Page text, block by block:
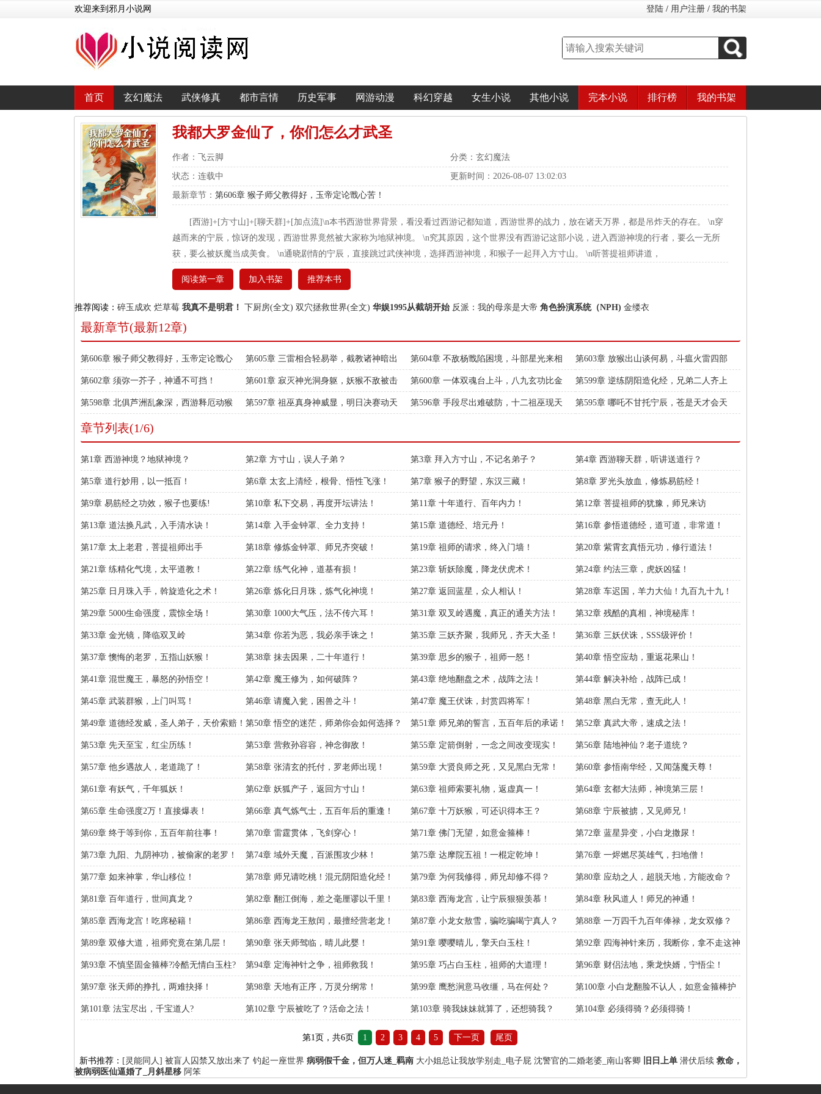
欢迎来到邪月小说网 登陆 / 用户注册 / 我的书架
首页 玄幻魔法 武侠修真 都市言情 历史军事 网游动漫 科幻穿越 女生小说 其他小说 完本小说 排行榜 我的书架
我都大罗金仙了，你们怎么才武圣
作者：飞云脚 分类：玄幻魔法
状态：连载中 更新时间：2026-08-07 13:02:03
最新章节： 第606章 猴子师父教得好，玉帝定论戬心苦！
[西游]+[方寸山]+[聊天群]+[加点流]\n本书西游世界背景，看没看过西游记都知道，西游世界的战力，放在诸天万界，都是吊炸天的存在。 \n穿
越而来的宁辰，惊讶的发现，西游世界竟然被大家称为地狱神境。 \n究其原因，这个世界没有西游记这部小说，进入西游神境的行者，要么一无所
获，要么被妖魔当成美食。 \n通晓剧情的宁辰，直接跳过武侠神境，选择西游神境，和猴子一起拜入方寸山。 \n听菩提祖师讲道，
阅读第一章 加入书架 推荐本书
推荐阅读： 碎玉成欢 烂草莓 我真不是明君！ 下厨房(全文) 双穴拯救世界(全文) 华娱1995从截胡开始 反派：我的母亲是大帝 角色扮演系统（NPH) 金缕衣
最新章节(最新12章)
第606章 猴子师父教得好，玉帝定论戬心
苦！
第605章 三雷相合轻易举，截教诸神暗出
手！
第604章 不敌杨戬陷困境，斗部星光来相
助！
第603章 放猴出山谈何易，斗瘟火雷四部
动！
第602章 须弥一芥子，神通不可挡！ 第601章 寂灭神光洞身躯，妖猴不敌被击
杀？
第600章 一体双魂台上斗，八九玄功比金
石！
第599章 逆练阴阳造化经，兄弟二人齐上
阵！
第598章 北俱芦洲乱象深，西游释厄动猴
心！
第597章 祖巫真身神威显，明日决赛动天 第596章 手段尽出难破防，十二祖巫现天 第595章 哪吒不甘托宁辰，苍是天才会天
章节列表(1/6)
第1章 西游神境？地狱神境？ 第2章 方寸山，误人子弟？ 第3章 拜入方寸山，不记名弟子？ 第4章 西游聊天群，听讲送道行？
第5章 道行妙用，以一抵百！ 第6章 太玄上清经，根骨、悟性飞涨！ 第7章 猴子的野望，东汉三藏！ 第8章 罗光头放血，修炼易筋经！
第9章 易筋经之功效，猴子也要练! 第10章 私下交易，再度开坛讲法！ 第11章 十年道行、百年内力！ 第12章 菩提祖师的犹豫，师兄来访
第13章 道法换凡武，入手清水诀！ 第14章 入手金钟罩、全力支持！ 第15章 道德经、培元丹！ 第16章 参悟道德经，道可道，非常道！
第17章 太上老君，菩提祖师出手 第18章 修炼金钟罩、师兄齐突破！ 第19章 祖师的请求，终入门墙！ 第20章 紫霄玄真悟元功，修行道法！
第21章 练精化气境，太平道教！ 第22章 练气化神，道基有损！ 第23章 斩妖除魔，降龙伏虎术！ 第24章 约法三章，虎妖凶猛！
第25章 日月珠入手，斡旋造化之术！ 第26章 炼化日月珠，炼气化神境！ 第27章 返回蓝星，众人相认！ 第28章 车迟国，羊力大仙！九百九十九！
第29章 5000生命强度，震惊全场！ 第30章 1000大气压，法不传六耳！ 第31章 双叉岭遇魔，真正的通关方法！ 第32章 残酷的真相，神境秘库！
第33章 金光镜，降临双叉岭 第34章 你若为恶，我必亲手诛之！ 第35章 三妖齐聚，我师兄，齐天大圣！ 第36章 三妖伏诛，SSS级评价！
第37章 懊悔的老罗，五指山妖猴！ 第38章 抹去因果，二十年道行！ 第39章 思乡的猴子，祖师一怒！ 第40章 悟空应劫，重返花果山！
第41章 混世魔王，暴怒的孙悟空！ 第42章 魔王修为，如何破阵？ 第43章 绝地翻盘之术，战阵之法！ 第44章 解决补给，战阵已成！
第45章 武装群猴，上门叫骂！ 第46章 请魔入瓮，困兽之斗！ 第47章 魔王伏诛，封赏四将军！ 第48章 黑白无常，查无此人！
第49章 道德经发威，圣人弟子，天价索赔！ 第50章 悟空的迷茫，师弟你会如何选择？ 第51章 师兄弟的誓言，五百年后的承诺！ 第52章 真武大帝，速成之法！
第53章 先天至宝，红尘历练！ 第53章 营救孙容容，神念御敌！ 第55章 定箭倒射，一念之间改变现实！ 第56章 陆地神仙？老子道统？
第57章 他乡遇故人，老道跪了！ 第58章 张清玄的托付，罗老师出现！ 第59章 大贤良师之死，又见黑白无常！ 第60章 参悟南华经，又闻荡魔天尊！
第61章 有妖气，千年狐妖！ 第62章 妖狐产子，返回方寸山！ 第63章 祖师索要礼物，返虚真一！ 第64章 玄都大法师，神境第三层！
第65章 生命强度2万！直接爆表！ 第66章 真气炼气士，五百年后的重逢！ 第67章 十万妖猴，可还识得本王？ 第68章 宁辰被掳，又见师兄！
第69章 终于等到你，五百年前往事！ 第70章 雷霆贯体，飞剑穿心！ 第71章 佛门无望，如意金箍棒！ 第72章 蓝星异变，小白龙撒尿！
第73章 九阳、九阴神功，被偷家的老罗！ 第74章 域外天魔，百派围攻少林！ 第75章 达摩院五祖！一棍定乾坤！ 第76章 一烬燃尽英雄气，扫地僧！
第77章 如来神掌，华山移位！ 第78章 师兄请吃桃！混元阴阳造化经！ 第79章 为何我修得，师兄却修不得？ 第80章 应劫之人，超脱天地，方能改命？
第81章 百年道行，世间真龙？ 第82章 翻江倒海，差之毫厘谬以千里！ 第83章 西海龙宫，让宁辰狠狠羡慕！ 第84章 秋风道人！师兄的神通！
第85章 西海龙宫！吃席秘籍！ 第86章 西海龙王敖闰，最擅经营老龙！ 第87章 小龙女敖雪，骗吃骗喝宁真人？ 第88章 一万四千九百年俸禄，龙女双修？
第89章 双修大道，祖师究竟在第几层！ 第90章 张天师驾临，晴儿此婴！ 第91章 嘤嘤晴儿，擎天白玉柱！ 第92章 四海神针来历，我断你，拿不走这神
针！
第93章 不慎坚固金箍棒?冷酷无情白玉柱? 第94章 定海神针之争，祖师救我！ 第95章 巧占白玉柱，祖师的大道理！ 第96章 财侣法地，乘龙快婿，宁悟尘！
第97章 张天师的挣扎，两难抉择！ 第98章 天地有正序，万灵分纲常！ 第99章 鹰愁涧意马收缰，马在何处？ 第100章 小白龙翻脸不认人，如意金箍棒护
持！
第101章 法宝尽出，千宝道人? 第102章 宁辰被吃了？活命之法！ 第103章 骑我妹妹就算了，还想骑我？ 第104章 必须得骑？必须得骑！
第1页，共6页 1 2 3 4 5 下一页 尾页
新书推荐： [灵能同人] 被盲人囚禁又放出来了 钓起一座世界 病弱假千金，但万人迷_羁南 大小姐总让我放学别走_电子屁 沈警官的二婚老婆_南山客卿 旧日上单 潜伏后续 救命，
被病弱医仙逼婚了_月斜星移 阿笨